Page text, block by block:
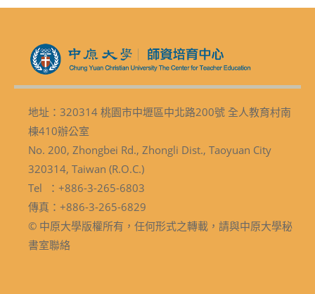
地址：320314 桃園市中壢區中北路200號 全人教育村南
棟410辦公室
No. 200, Zhongbei Rd., Zhongli Dist., Taoyuan City
320314, Taiwan (R.O.C.)
Tel ：+886-3-265-6803
傳真：+886-3-265-6829
© 中原大學版權所有，任何形式之轉載，請與中原大學秘
書室聯絡